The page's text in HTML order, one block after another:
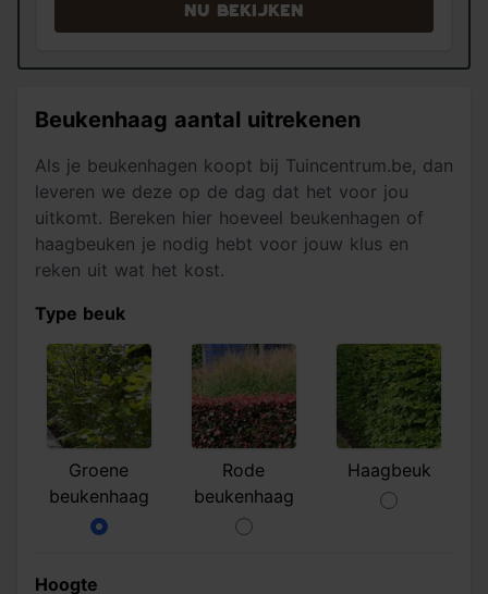
Nu bekijken
Beukenhaag aantal uitrekenen
Als je beukenhagen koopt bij Tuincentrum.be, dan
leveren we deze op de dag dat het voor jou
uitkomt. Bereken hier hoeveel beukenhagen of
haagbeuken je nodig hebt voor jouw klus en
reken uit wat het kost.
Type beuk
Groene
beukenhaag
Rode
beukenhaag
Haagbeuk
Hoogte